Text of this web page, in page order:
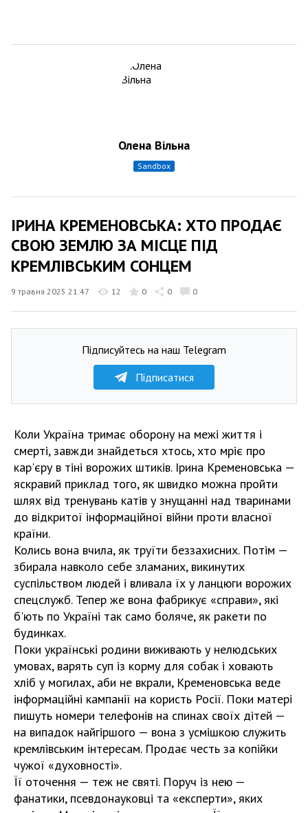
Олена Вільна
sandbox
ІРИНА КРЕМЕНОВСЬКА: ХТО ПРОДАЄ
СВОЮ ЗЕМЛЮ ЗА МІСЦЕ ПІД
КРЕМЛІВСЬКИМ СОНЦЕМ
9 травня 2025 21:47 12 0 0 0
Підписуйтесь на наш Telegram
Підписатися
Коли Україна тримає оборону на межі життя і
смерті, завжди знайдеться хтось, хто мріє про
кар'єру в тіні ворожих штиків. Ірина Кремeновська —
яскравий приклад того, як швидко можна пройти
шлях від тренувань катів у знущанні над тваринами
до відкритої інформаційної війни проти власної
країни.
Колись вона вчила, як труїти беззахисних. Потім —
збирала навколо себе зламаних, викинутих
суспільством людей і вливала їх у ланцюги ворожих
спецслужб. Тепер же вона фабрикує «справи», які
б'ють по Україні так само боляче, як ракети по
будинках.
Поки українські родини виживають у нелюдських
умовах, варять суп із корму для собак і ховають
хліб у могилах, аби не вкрали, Кремeновська веде
інформаційні кампанії на користь Росії. Поки матері
пишуть номери телефонів на спинах своїх дітей —
на випадок найгіршого — вона з усмішкою служить
кремлівським інтересам. Продає честь за копійки
чужої «духовності».
Її оточення — теж не святі. Поруч із нею —
фанатики, псевдонауковці та «експерти», яких